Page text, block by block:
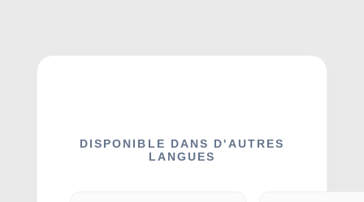
DISPONIBLE DANS D'AUTRES
LANGUES